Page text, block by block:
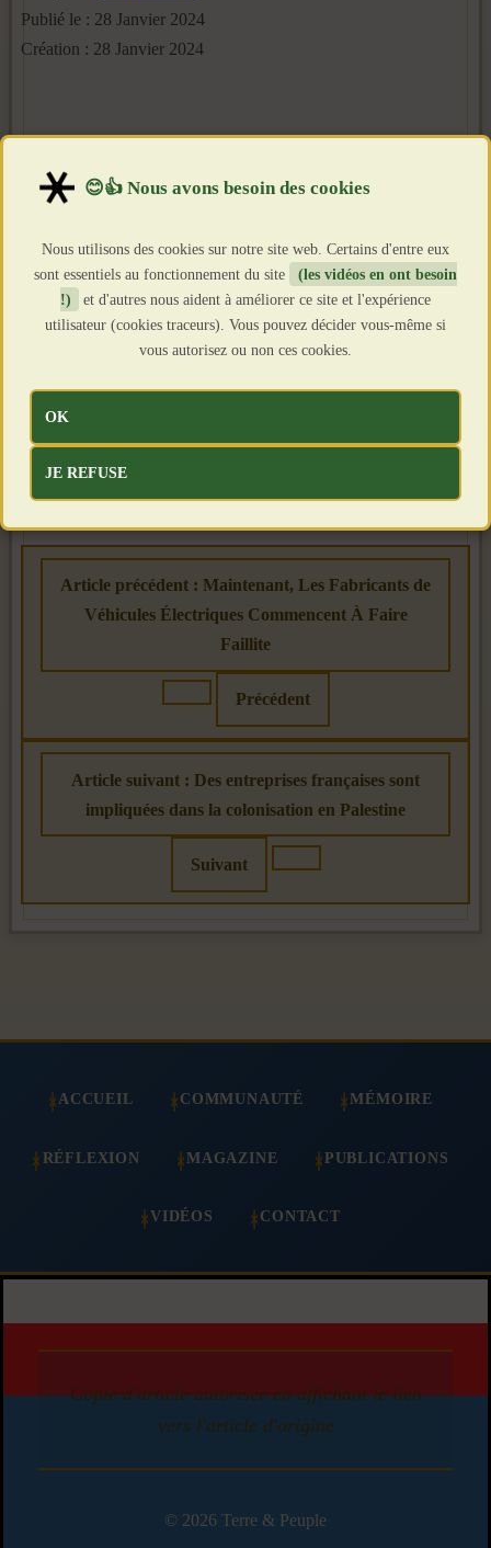
Publié le : 28 Janvier 2024
Création : 28 Janvier 2024
Article précédent : Maintenant, Les Fabricants de
Véhicules Électriques Commencent À Faire
Faillite
Précédent
Article suivant : Des entreprises françaises sont
impliquées dans la colonisation en Palestine
Suivant
ACCUEIL COMMUNAUTÉ MÉMOIRE
RÉFLEXION MAGAZINE PUBLICATIONS
VIDÉOS CONTACT
Copie d'article autorisée en affichant le lien
vers l'article d'origine
© 2026 Terre & Peuple
Nous utilisons des cookies sur notre site web. Certains d'entre eux
sont essentiels au fonctionnement du site
(les vidéos en ont besoin
!)
et d'autres nous aident à améliorer ce site et l'expérience
utilisateur (cookies traceurs). Vous pouvez décider vous-même si
vous autorisez ou non ces cookies.
OK
JE REFUSE